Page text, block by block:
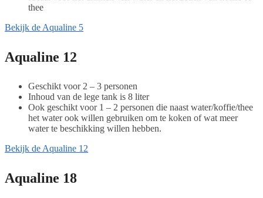
thee
Bekijk de Aqualine 5
Aqualine 12
Geschikt voor 2 – 3 personen
Inhoud van de lege tank is 8 liter
Ook geschikt voor 1 – 2 personen die naast water/koffie/thee
het water ook willen gebruiken om te koken of wat meer
water te beschikking willen hebben.
Bekijk de Aqualine 12
Aqualine 18